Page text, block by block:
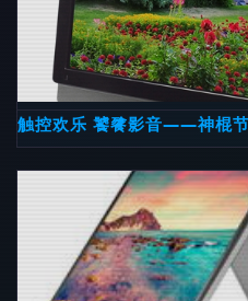
触控欢乐 饕餮影音——神棍